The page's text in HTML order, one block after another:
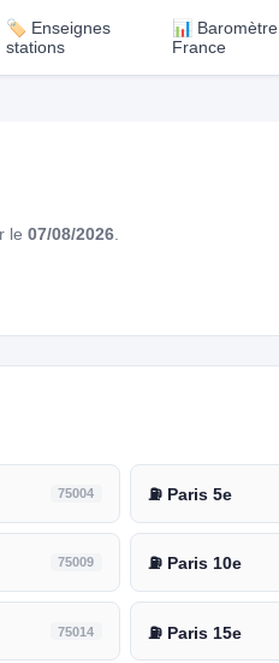
🏷️ Enseignes
stations
📊 Baromètre
France
le 07/08/2026
75004 ⛽ Paris 5e
75009 ⛽ Paris 10e
75014 ⛽ Paris 15e